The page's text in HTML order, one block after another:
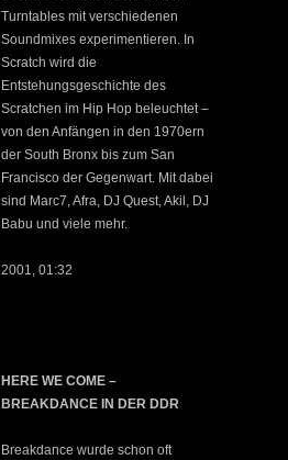
Turntables mit verschiedenen
Soundmixes experimentieren. In
Scratch wird die
Entstehungsgeschichte des
Scratchen im Hip Hop beleuchtet –
von den Anfängen in den 1970ern
der South Bronx bis zum San
Francisco der Gegenwart. Mit dabei
sind Marc7, Afra, DJ Quest, Akil, DJ
Babu und viele mehr.
2001, 01:32
HERE WE COME –
BREAKDANCE IN DER DDR
Breakdance wurde schon oft